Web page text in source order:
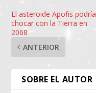
El asteroide Apofis podría
chocar con la Tierra en
2068
ANTERIOR
SOBRE EL AUTOR